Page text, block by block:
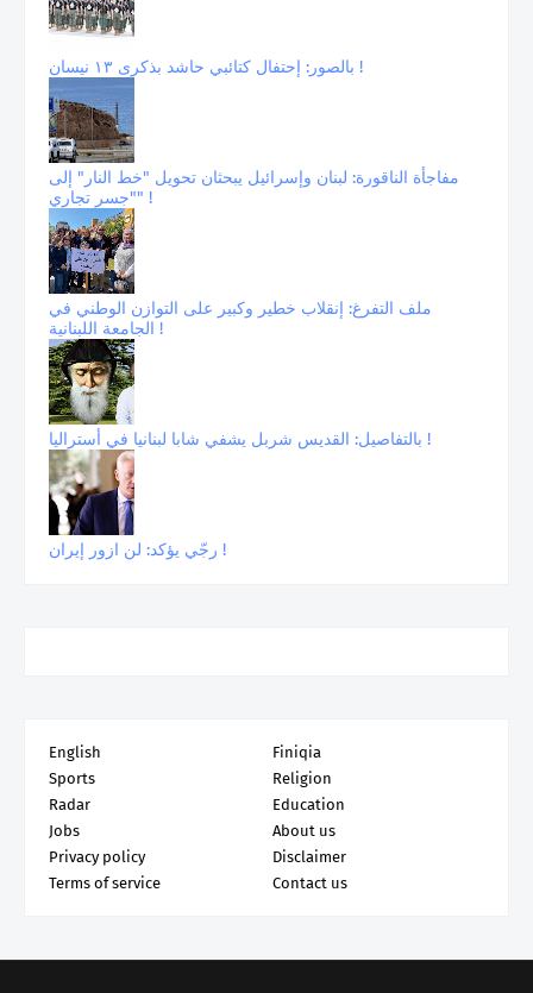
بالصور: إحتفال كتائبي حاشد بذكرى ١٣ نيسان !
مفاجأة الناقورة: لبنان وإسرائيل يبحثان تحويل "خط النار" إلى
"جسر تجاري" !
ملف التفرغ: إنقلاب خطير وكبير على التوازن الوطني في
الجامعة اللبنانية !
بالتفاصيل: القديس شربل يشفي شابا لبنانيا في أستراليا !
رجّي يؤكد: لن ازور إيران !
English
Finiqia
Sports
Religion
Radar
Education
Jobs
About us
Privacy policy
Disclaimer
Terms of service
Contact us